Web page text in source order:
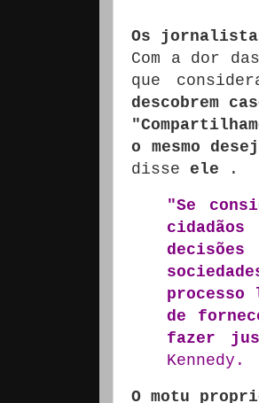
Os
Com a dor
que
descobrem
o mesmo
disse ele .
"Se
de
fazer
Kennedy.
O motu